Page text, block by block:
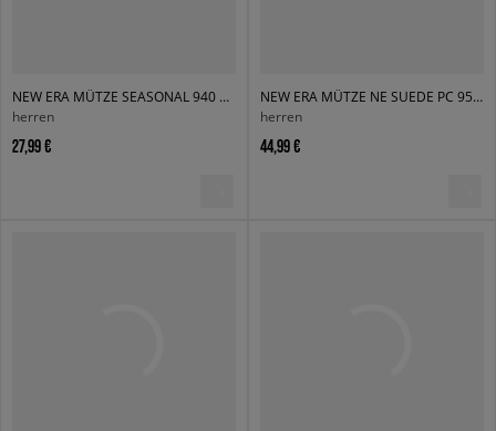
NEW ERA MÜTZE SEASONAL 940 ASTON VILLA ASTON VILLA FC
herren
27,99 €
NEW ERA MÜTZE NE SUEDE PC 950 RC NEWERA NVY NONE
herren
44,99 €